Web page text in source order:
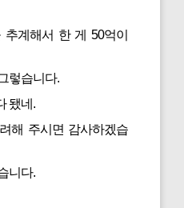
계해서 한 게 50억이
렇습니다.
됐네.
해 주시면 감사하겠습
니다.